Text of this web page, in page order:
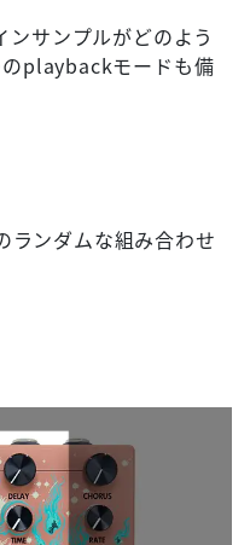
サンプルがどのよう
playbackモードも備
ランダムな組み合わせ